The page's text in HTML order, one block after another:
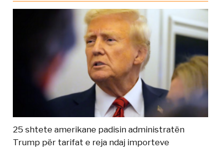
25 shtete amerikane padisin administratën
Trump për tarifat e reja ndaj importeve